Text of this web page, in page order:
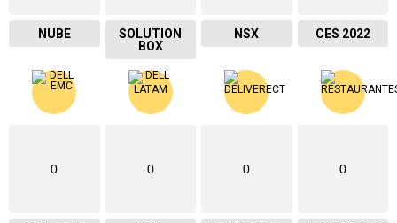
NUBE
SOLUTION
BOX
NSX CES 2022
0 0 0 0